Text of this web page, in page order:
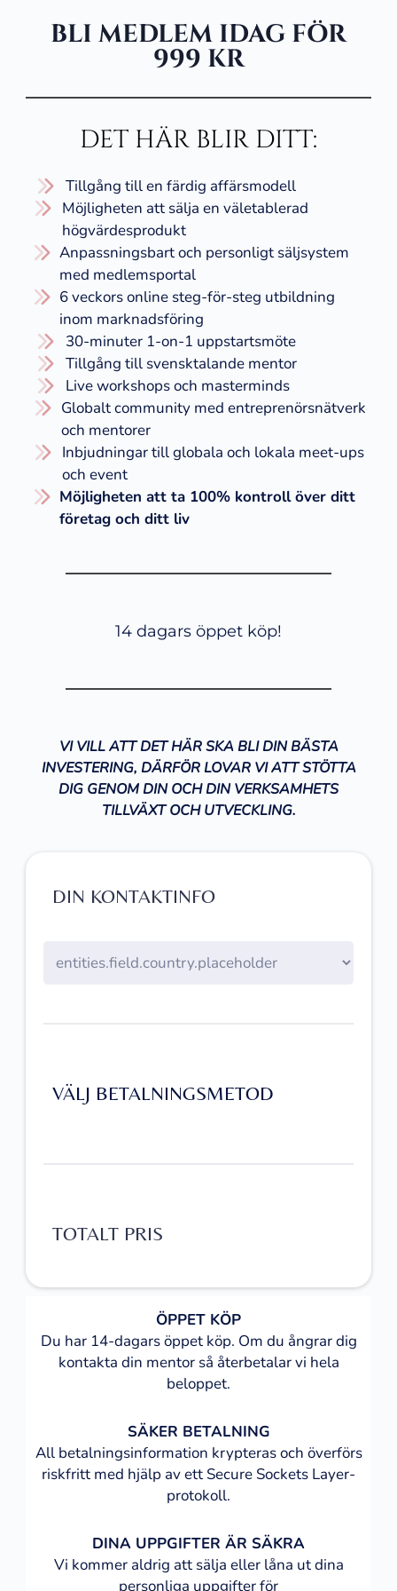
BLI MEDLEM IDAG FÖR
999 KR
DET HÄR BLIR DITT:
Tillgång till en färdig affärsmodell
Möjligheten att sälja en väletablerad
högvärdesprodukt
Anpassningsbart och personligt säljsystem
med medlemsportal
6 veckors online steg-för-steg utbildning
inom marknadsföring
​​30-minuter 1-on-1 uppstartsmöte
Tillgång till svensktalande mentor
​Live workshops och masterminds
​Globalt community med entreprenörsnätverk
och mentorer
Inbjudningar till globala och lokala meet-ups
och event
​Möjligheten att ta 100% kontroll över ditt
företag och ditt liv
14 dagars öppet köp!
VI VILL ATT DET HÄR SKA BLI DIN BÄSTA
INVESTERING, DÄRFÖR LOVAR VI ATT STÖTTA
DIG GENOM DIN OCH DIN VERKSAMHETS
TILLVÄXT OCH UTVECKLING.
DIN KONTAKTINFO
VÄLJ BETALNINGSMETOD
TOTALT PRIS
ÖPPET KÖP
Du har 14-dagars öppet köp. Om du ångrar dig
kontakta din mentor så återbetalar vi hela
beloppet.
SÄKER BETALNING
All betalningsinformation krypteras och överförs
riskfritt med hjälp av ett Secure Sockets Layer-
protokoll.
DINA UPPGIFTER ÄR SÄKRA
Vi kommer aldrig att sälja eller låna ut dina
personliga uppgifter för